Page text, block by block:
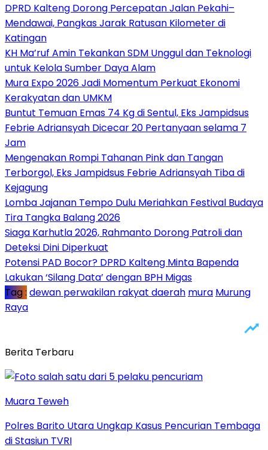
DPRD Kalteng Dorong Percepatan Jalan Pekahi–
Mendawai, Pangkas Jarak Ratusan Kilometer di
Katingan
KH Ma’ruf Amin Tekankan SDM Unggul dan Teknologi
untuk Kelola Sumber Daya Alam
Mura Expo 2026 Jadi Momentum Perkuat Ekonomi
Kerakyatan dan UMKM
Buntut Temuan Emas 74 Kg di Sentul, Eks Jampidsus
Febrie Adriansyah Dicecar 20 Pertanyaan selama 7
Jam
Mengenakan Rompi Tahanan Pink dan Tangan
Terborgol, Eks Jampidsus Febrie Adriansyah Tiba di
Kejagung
Lomba Jajanan Tempo Dulu Meriahkan Festival Budaya
Tira Tangka Balang 2026
Siaga Karhutla 2026, Rahmanto Dorong Patroli dan
Deteksi Dini Diperkuat
Potensi PAD Bocor? DPRD Kalteng Minta Bapenda
Lakukan ‘Silang Data’ dengan BPH Migas
Tag : dewan perwakilan rakyat daerah mura Murung
Raya
Berita Terbaru
Muara Teweh
Polres Barito Utara Ungkap Kasus Pencurian Tembaga
di Stasiun TVRI